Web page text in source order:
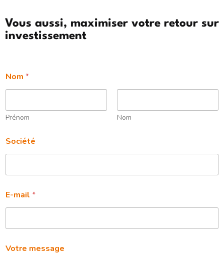
Vous aussi, maximiser votre retour sur
investissement​
Nom *
Prénom Nom
o
m
o
m
e
s
a
e
Société
E-mail *
Votre message